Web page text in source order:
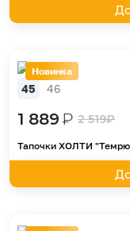
Новинка
45 46
1 889₽ 2 519₽
Тапочки ХОЛТИ